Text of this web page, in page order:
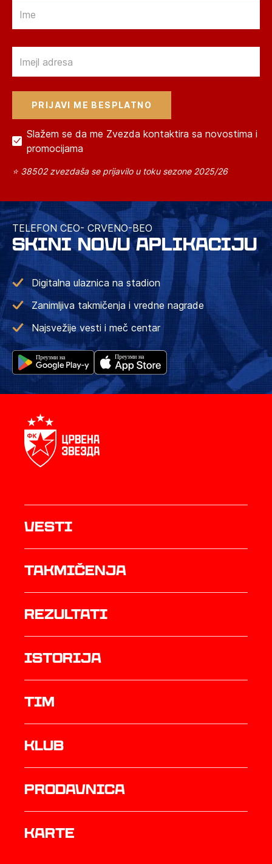
Slažem se da me Zvezda kontaktira sa novostima i
promocijama
⭐ 38502 zvezdaša se prijavilo u toku sezone 2025/26
TELEFON CEO- CRVENO-BEO
SKINI NOVU APLIKACIJU
Digitalna ulaznica na stadion
Zanimljiva takmičenja i vredne nagrade
Najsvežije vesti i meč centar
Vesti
Takmičenja
rezultati
istorija
TIM
Klub
prodavnica
Karte